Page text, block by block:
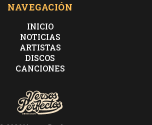
NAVEGACIÓN
INICIO
NOTICIAS
ARTISTAS
DISCOS
CANCIONES